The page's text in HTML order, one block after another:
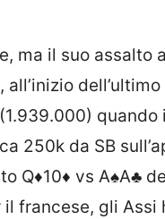
ma il suo assalto
(1.939.000) quando
250k da SB
Q♦10♦ vs A♠A♣
francese, gli Assi